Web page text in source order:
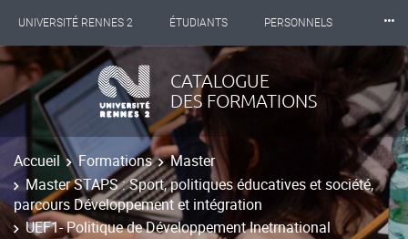
UNIVERSITÉ RENNES 2 ÉTUDIANTS PERSONNELS
INTERNATIONAL PROFESSIONNELS BIBLIOTHÈQUES
LES NOUVELLES DE RENNES 2
⸱⸱⸱
CATALOGUE
DES FORMATIONS
Accueil Formations
Master
Master STAPS : Sport, politiques éducatives et société,
parcours Développement et intégration
UEF1- Politique de Développement Inetrnational